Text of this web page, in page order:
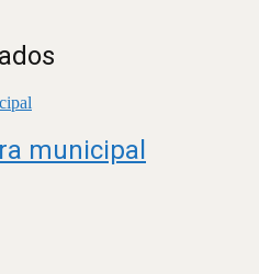
municipal